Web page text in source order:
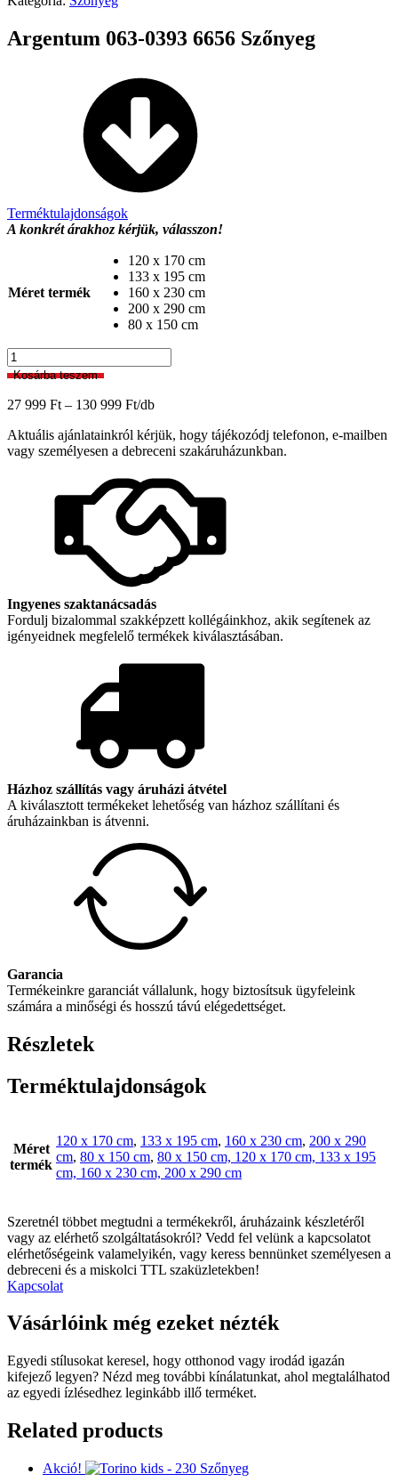
Argentum 063-0393 6656 Szőnyeg
Terméktulajdonságok
A konkrét árakhoz kérjük, válasszon!
Méret termék
120 x 170 cm
133 x 195 cm
160 x 230 cm
200 x 290 cm
80 x 150 cm
Argentum
063-
6656
mennyiség
Kosárba teszem
27 999 Ft – 130 999 FtÁrtartomány:
999 Ft
-
999 Ft
/db
Aktuális ajánlatainkról kérjük, hogy tájékozódj telefonon, e-mailben
vagy személyesen a debreceni szakáruházunkban.
Ingyenes szaktanácsadás
Fordulj bizalommal szakképzett kollégáinkhoz, akik segítenek az
igényeidnek megfelelő termékek kiválasztásában.
Házhoz szállítás vagy áruházi átvétel
A kiválasztott termékeket lehetőség van házhoz szállítani és
áruházainkban is átvenni.
Garancia
Termékeinkre garanciát vállalunk, hogy biztosítsuk ügyfeleink
számára a minőségi és hosszú távú elégedettséget.
Részletek
Terméktulajdonságok
Méret
termék
120 x 170 cm, 133 x 195 cm, 160 x 230 cm, 200 x 290
cm, 80 x 150 cm, 80 x 150 cm, 120 x 170 cm, 133 x 195
cm, 160 x 230 cm, 200 x 290 cm
Szeretnél többet megtudni a termékekről, áruházaink készletéről
vagy az elérhető szolgáltatásokról? Vedd fel velünk a kapcsolatot
elérhetőségeink valamelyikén, vagy keress bennünket személyesen a
debreceni és a miskolci TTL szaküzletekben!
Kapcsolat
Vásárlóink még ezeket nézték
Egyedi stílusokat keresel, hogy otthonod vagy irodád igazán
kifejező legyen? Nézd meg további kínálatunkat, ahol megtalálhatod
az egyedi ízlésedhez leginkább illő terméket.
Related products
Akció!